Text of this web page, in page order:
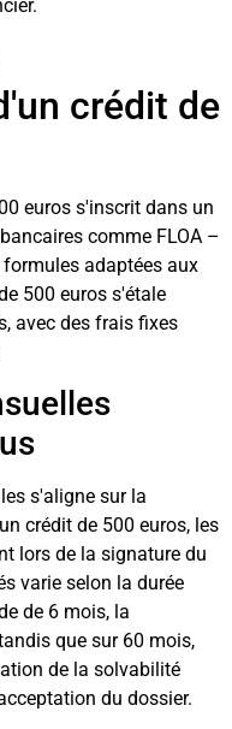
crédit de
euros s'inscrit dans un
comme FLOA –
adaptées aux
500 euros s'étale
avec des frais fixes
s'aligne sur la
crédit de 500 euros, les
lors de la signature du
varie selon la durée
de 6 mois, la
que sur 60 mois,
de la solvabilité
du dossier.